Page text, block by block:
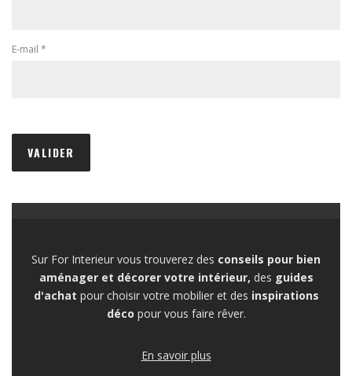
E-mail *
Sur For Interieur vous trouverez des conseils pour bien
aménager et décorer votre intérieur, des guides
d'achat pour choisir votre mobilier et des inspirations
déco pour vous faire rêver.
En savoir plus